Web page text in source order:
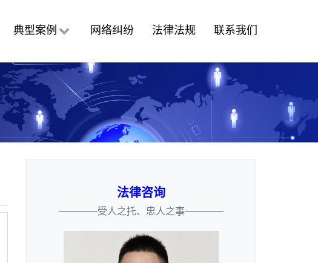
典型案例 网络纠纷 法律法规 联系我们
法律咨询
————受人之托、忠人之事————